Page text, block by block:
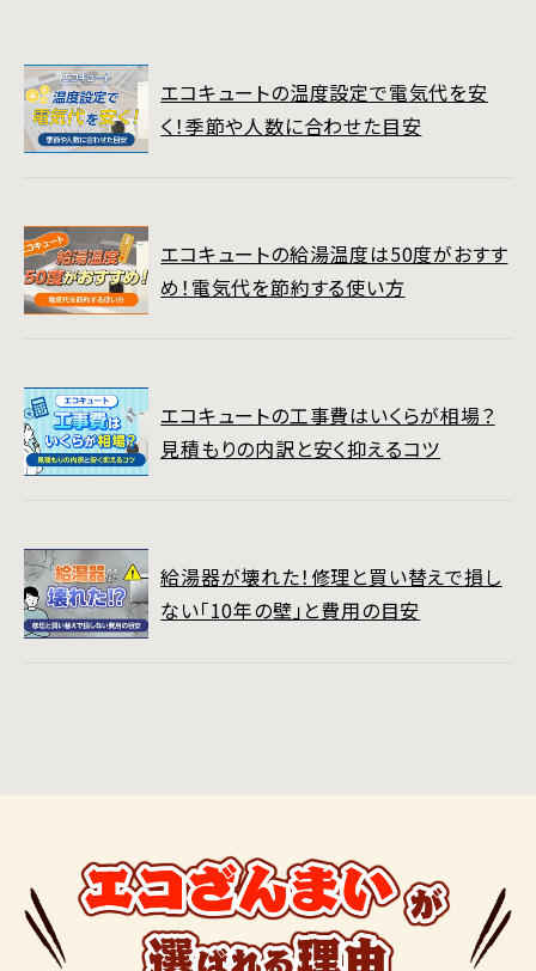
エコキュートの温度設定で電気代を安
く！季節や人数に合わせた目安
エコキュートの給湯温度は50度がおすす
め！電気代を節約する使い方
エコキュートの工事費はいくらが相場？
見積もりの内訳と安く抑えるコツ
給湯器が壊れた！修理と買い替えで損し
ない「10年の壁」と費用の目安